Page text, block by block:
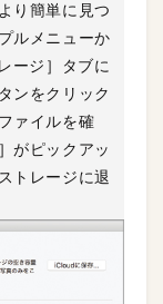
り簡単に見つ
ルメニューか
ージ］タブに
ンをクリック
ァイルを確
がピックアッ
トレージに退